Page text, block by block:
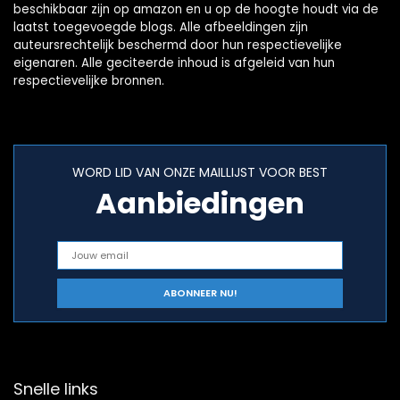
beschikbaar zijn op amazon en u op de hoogte houdt via de
laatst toegevoegde blogs. Alle afbeeldingen zijn
auteursrechtelijk beschermd door hun respectievelijke
eigenaren. Alle geciteerde inhoud is afgeleid van hun
respectievelijke bronnen.
WORD LID VAN ONZE MAILLIJST VOOR BEST
Aanbiedingen
Snelle links